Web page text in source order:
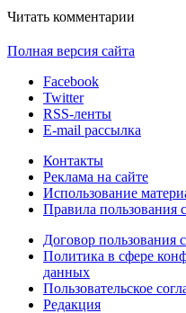
Читать комментарии
Полная версия сайта
Facebook
Twitter
RSS-ленты
E-mail рассылка
Контакты
Реклама на сайте
Использование
Правила пользования
Договор пользования
Политика в сфере
данных
Пользовательское
Редакция